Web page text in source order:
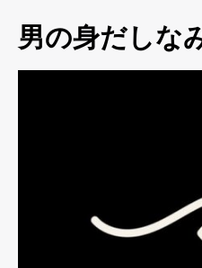
男の身だしな